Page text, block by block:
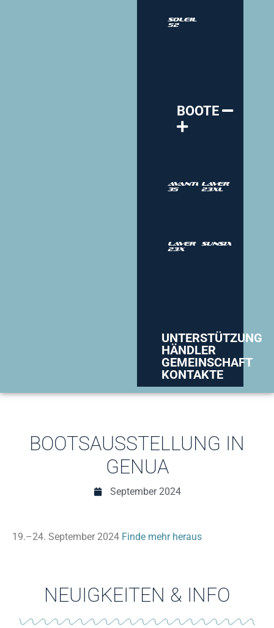
Soleil
52
BOOTE
Avantgarde
35
Laver
23XL
Laver
23X
SUNSIX
UNTERSTÜTZUNG
HÄNDLER
GEMEINSCHAFT
KONTAKTE
BOOTSAUSSTELLUNG IN
GENUA
September 2024
19.–24. September 2024 Finde mehr heraus
NEUIGKEITEN & INFO